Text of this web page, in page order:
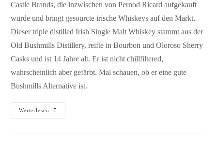
Castle Brands, die inzwischen von Pernod Ricard aufgekauft
wurde und bringt gesourcte irische Whiskeys auf den Markt.
Dieser triple distilled Irish Single Malt Whiskey stammt aus der
Old Bushmills Distillery, reifte in Bourbon und Oloroso Sherry
Casks und ist 14 Jahre alt. Er ist nicht chillfiltered,
wahrscheinlich aber gefärbt. Mal schauen, ob er eine gute
Bushmills Alternative ist.
Weiterlesen